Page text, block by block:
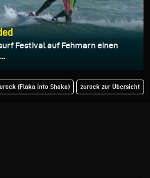
Festival auf Fehmarn einen
(Flaka into Shaka) zurück zur Übersicht